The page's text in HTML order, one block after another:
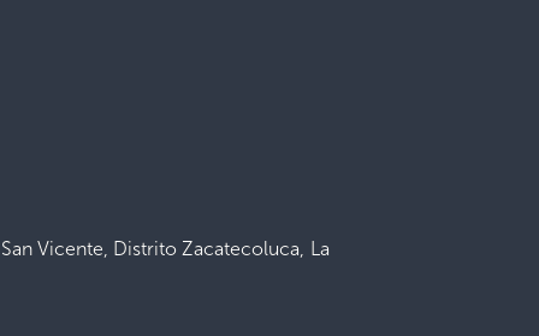
Vicente, Distrito Zacatecoluca, La